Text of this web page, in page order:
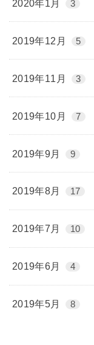
2020年1月 3
2019年12月 5
2019年11月 3
2019年10月 7
2019年9月 9
2019年8月 17
2019年7月 10
2019年6月 4
2019年5月 8